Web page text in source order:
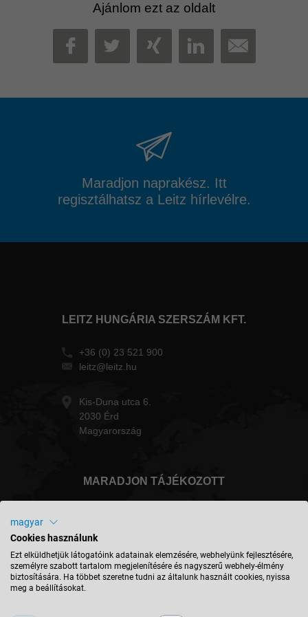
Ajánlom ezt az oldalt
FACEBOOK
TWITTER
XINGLINKEDIN
MAIL
Maradjon naprakész. Itt
regisztálhatsz a Leitz hírlevélre.
LEITZ HUNGÁRIA SZERSZÁM KFT.
+36 (0) 23 521 900
leitz@leitz.hu
Kis-Duna utca 6.
2030 Érd
Magyarország
MARADJON TÁJÉKOZOTT
Magyarország - magyar
magyar
Cookies használunk
Ezt elküldhetjük látogatóink adatainak elemzésére, webhelyünk fejlesztésére,
személyre szabott tartalom megjelenítésére és nagyszerű webhely-élmény
biztosítására. Ha többet szeretne tudni az általunk használt cookies, nyissa
meg a beállításokat.